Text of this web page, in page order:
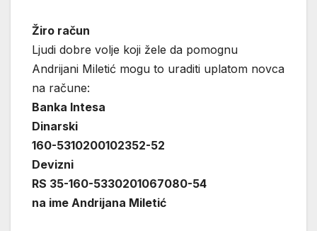
Žiro račun
Ljudi dobre volje koji žele da pomognu
Andrijani Miletić mogu to uraditi uplatom novca
na račune:
Banka Intesa
Dinarski
160-5310200102352-52
Devizni
RS 35-160-5330201067080-54
na ime Andrijana Miletić